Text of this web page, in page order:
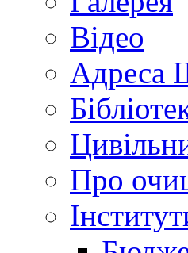
Відео
Адреса
Про